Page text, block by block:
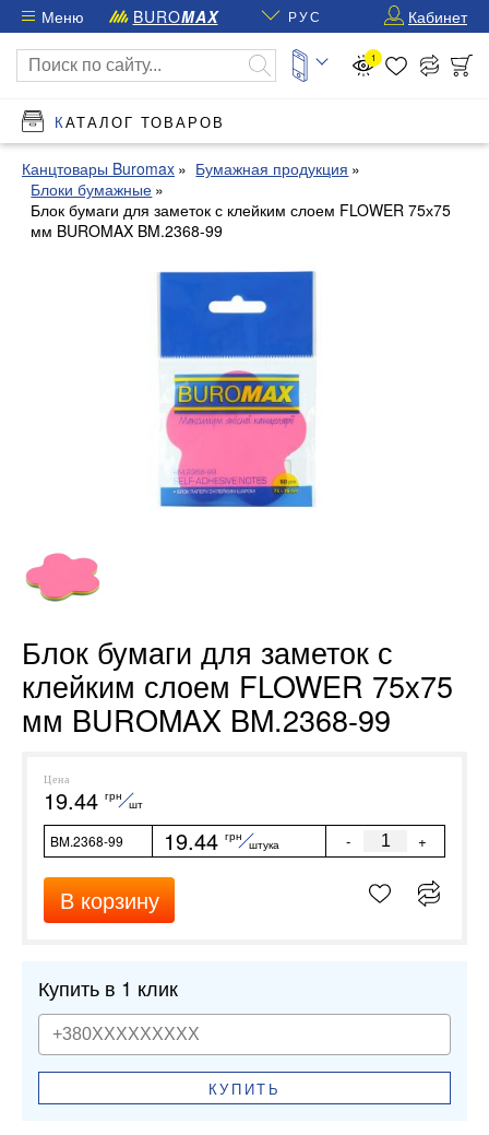
Меню BUROMAX РУС Кабинет
1
КАТАЛОГ ТОВАРОВ
Канцтовары Buromax
Бумажная продукция
Блоки бумажные
Блок бумаги для заметок с клейким слоем FLOWER 75х75
мм BUROMAX BM.2368-99
Блок бумаги для заметок с
клейким слоем FLOWER 75х75
мм BUROMAX BM.2368-99
Цена
19.44 грн
шт
BM.2368-99 19.44 грн
штука - +
В корзину
Купить в 1 клик
КУПИТЬ